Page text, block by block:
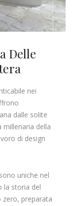
Delle
nei
dalle solite
della
di design
uniche nel
la storia del
zero, preparata